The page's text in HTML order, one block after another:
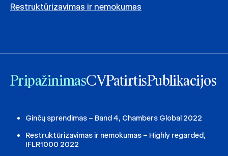
Restruktūrizavimas ir nemokumas
PripažinimasCVPatirtisPublikacijos
Ginčų sprendimas – Band 4, Chambers Global 2022
Restruktūrizavimas ir nemokumas – Highly regarded,
IFLR1000 2022